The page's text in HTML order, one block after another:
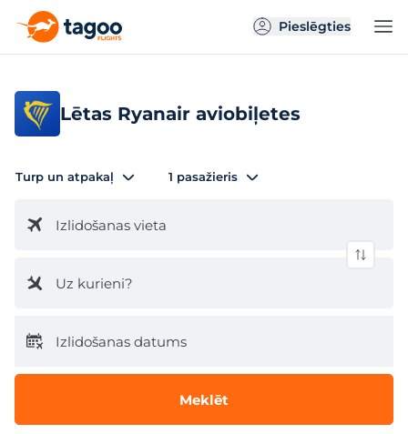
Pieslēgties
Lētas Ryanair aviobiļetes
Turp un atpakaļ 1 pasažieris
Izlidošanas vieta
Uz kurieni?
Izlidošanas datums
Meklēt